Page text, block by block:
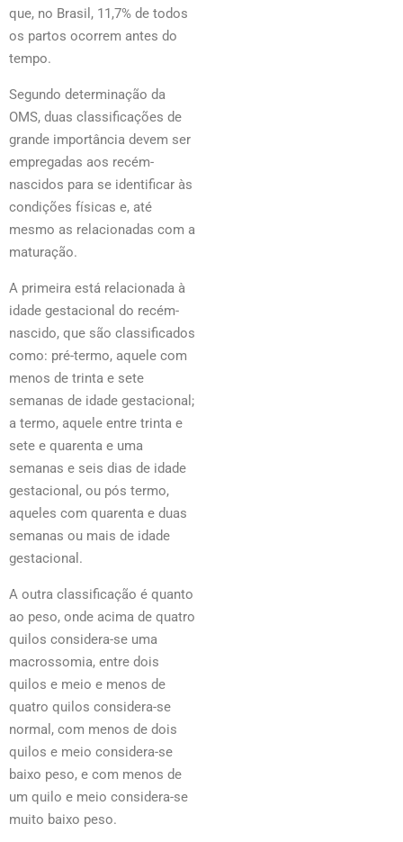
que, no Brasil, 11,7% de todos
os partos ocorrem antes do
tempo.
Segundo determinação da
OMS, duas classificações de
grande importância devem ser
empregadas aos recém-
nascidos para se identificar às
condições físicas e, até
mesmo as relacionadas com a
maturação.
A primeira está relacionada à
idade gestacional do recém-
nascido, que são classificados
como: pré-termo, aquele com
menos de trinta e sete
semanas de idade gestacional;
a termo, aquele entre trinta e
sete e quarenta e uma
semanas e seis dias de idade
gestacional, ou pós termo,
aqueles com quarenta e duas
semanas ou mais de idade
gestacional.
A outra classificação é quanto
ao peso, onde acima de quatro
quilos considera-se uma
macrossomia, entre dois
quilos e meio e menos de
quatro quilos considera-se
normal, com menos de dois
quilos e meio considera-se
baixo peso, e com menos de
um quilo e meio considera-se
muito baixo peso.